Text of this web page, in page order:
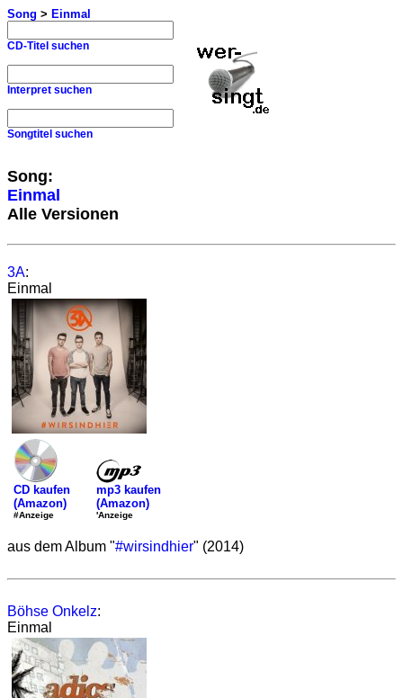
Song > Einmal
CD-Titel suchen
Interpret suchen
Songtitel suchen
Song:
Einmal
Alle Versionen
3A:
Einmal
CD kaufen
(Amazon)
#Anzeige
mp3 kaufen
(Amazon)
'Anzeige
aus dem Album "#wirsindhier" (2014)
Böhse Onkelz:
Einmal